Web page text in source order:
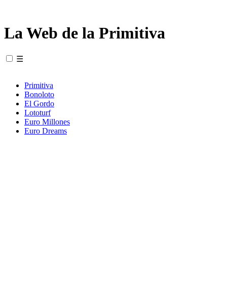
La Web de la Primitiva
☰
Primitiva
Bonoloto
El Gordo
Lototurf
Euro Millones
Euro Dreams